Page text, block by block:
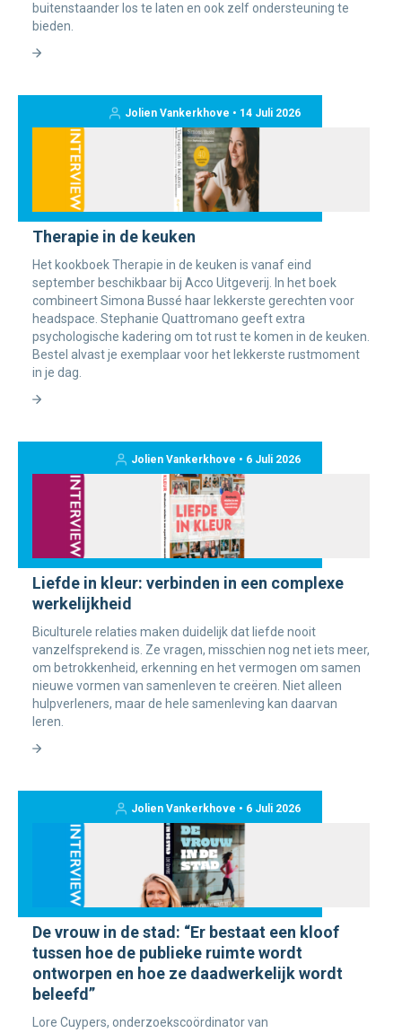
buitenstaander los te laten en ook zelf ondersteuning te
bieden.
Jolien Vankerkhove • 14 Juli 2026
Therapie in de keuken
Het kookboek Therapie in de keuken is vanaf eind
september beschikbaar bij Acco Uitgeverij. In het boek
combineert Simona Bussé haar lekkerste gerechten voor
headspace. Stephanie Quattromano geeft extra
psychologische kadering om tot rust te komen in de keuken.
Bestel alvast je exemplaar voor het lekkerste rustmoment
in je dag.
Jolien Vankerkhove • 6 Juli 2026
Liefde in kleur: verbinden in een complexe
werkelijkheid
Biculturele relaties maken duidelijk dat liefde nooit
vanzelfsprekend is. Ze vragen, misschien nog net iets meer,
om betrokkenheid, erkenning en het vermogen om samen
nieuwe vormen van samenleven te creëren. Niet alleen
hulpverleners, maar de hele samenleving kan daarvan
leren.
Jolien Vankerkhove • 6 Juli 2026
De vrouw in de stad: “Er bestaat een kloof
tussen hoe de publieke ruimte wordt
ontworpen en hoe ze daadwerkelijk wordt
beleefd”
Lore Cuypers, onderzoekscoördinator van